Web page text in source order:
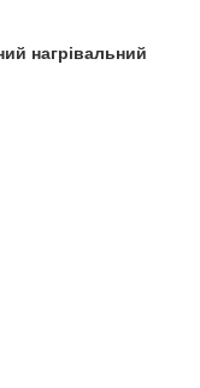
нагрівальний